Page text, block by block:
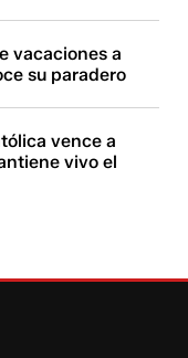
vacaciones a
su paradero
vence a
vivo el